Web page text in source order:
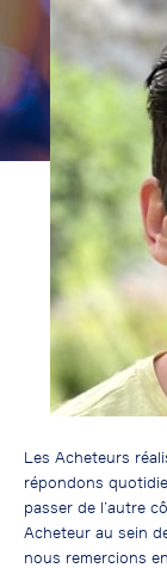
Les Acheteurs
répondons
passer de l’autre
Acheteur au sein
nous remercions